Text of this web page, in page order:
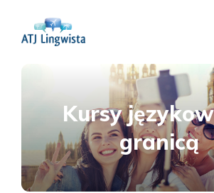
Kursy
granicą